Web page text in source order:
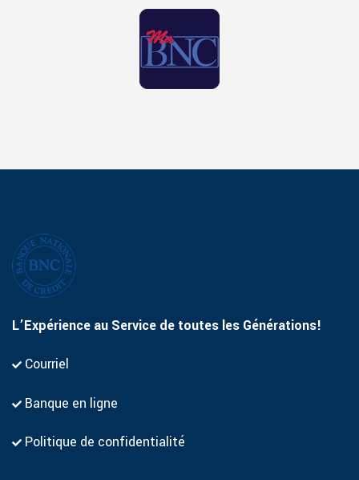
L’Expérience au Service de toutes les Générations!
Courriel
Banque en ligne
Politique de confidentialité